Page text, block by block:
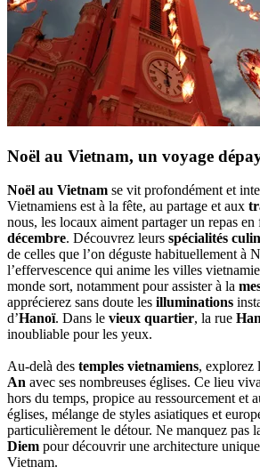
Noël au Vietnam, un voyage
Noël au Vietnam se vit profondément et
Vietnamiens est à la fête, au partage et aux
nous, les locaux aiment partager un repas
décembre. Découvrez leurs spécialités
de celles que l’on déguste habituellement à
l’effervescence qui anime les villes
monde sort, notamment pour assister à la
apprécierez sans doute les illuminations
d’Hanoï. Dans le vieux quartier, la rue
inoubliable pour les yeux.
Au-delà des temples vietnamiens, explorez
An avec ses nombreuses églises. Ce lieu
hors du temps, propice au ressourcement et
églises, mélange de styles asiatiques et
particulièrement le détour. Ne manquez pas
Diem pour découvrir une architecture
Vietnam.